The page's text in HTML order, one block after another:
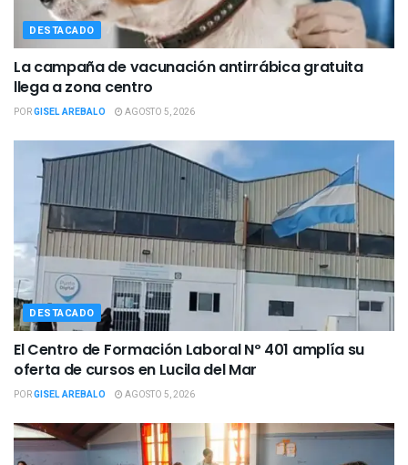
DESTACADO
La campaña de vacunación antirrábica gratuita
llega a zona centro
PORGISEL AREBALO AGOSTO 5, 2026
DESTACADO
El Centro de Formación Laboral Nº 401 amplía su
oferta de cursos en Lucila del Mar
PORGISEL AREBALO AGOSTO 5, 2026